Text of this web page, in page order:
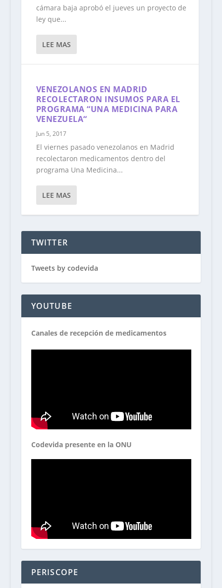
cámara baja aprobó el jueves un proyecto de
ley que...
LEE MAS
VENEZOLANOS EN MADRID
RECOLECTARON INSUMOS PARA EL
PROGRAMA “UNA MEDICINA PARA
VENEZUELA“
Jun 5, 2017
El viernes pasado venezolanos en Madrid
recolectaron medicamentos dentro del
programa Una Medicina...
LEE MAS
TWITTER
Tweets by codevida
YOUTUBE
Canales de recepción de medicamentos
Codevida presente en la ONU
PERISCOPE